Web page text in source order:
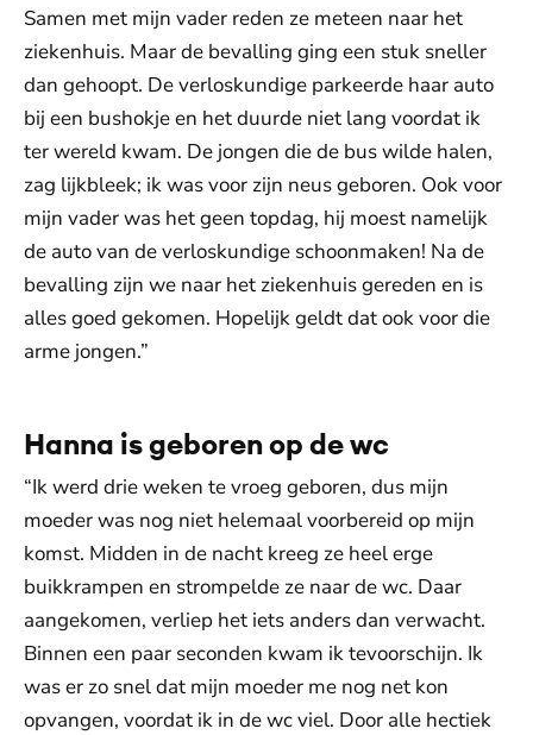
Samen met mijn vader reden ze meteen naar het
ziekenhuis. Maar de bevalling ging een stuk sneller
dan gehoopt. De verloskundige parkeerde haar auto
bij een bushokje en het duurde niet lang voordat ik
ter wereld kwam. De jongen die de bus wilde halen,
zag lijkbleek; ik was voor zijn neus geboren. Ook voor
mijn vader was het geen topdag, hij moest namelijk
de auto van de verloskundige schoonmaken! Na de
bevalling zijn we naar het ziekenhuis gereden en is
alles goed gekomen. Hopelijk geldt dat ook voor die
arme jongen.”
Hanna is geboren op de wc
“Ik werd drie weken te vroeg geboren, dus mijn
moeder was nog niet helemaal voorbereid op mijn
komst. Midden in de nacht kreeg ze heel erge
buikkrampen en strompelde ze naar de wc. Daar
aangekomen, verliep het iets anders dan verwacht.
Binnen een paar seconden kwam ik tevoorschijn. Ik
was er zo snel dat mijn moeder me nog net kon
opvangen, voordat ik in de wc viel. Door alle hectiek